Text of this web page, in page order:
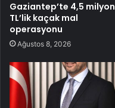
Gaziantep’te 4,5 milyon
TL’lik kaçak mal
operasyonu
Ağustos 8, 2026